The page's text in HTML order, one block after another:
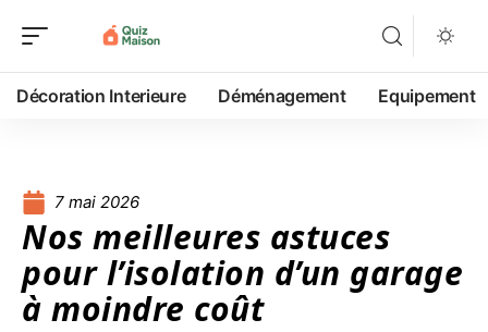
Décoration Interieure Déménagement Equipement
7 mai 2026
Nos meilleures astuces
pour l’isolation d’un garage
à moindre coût